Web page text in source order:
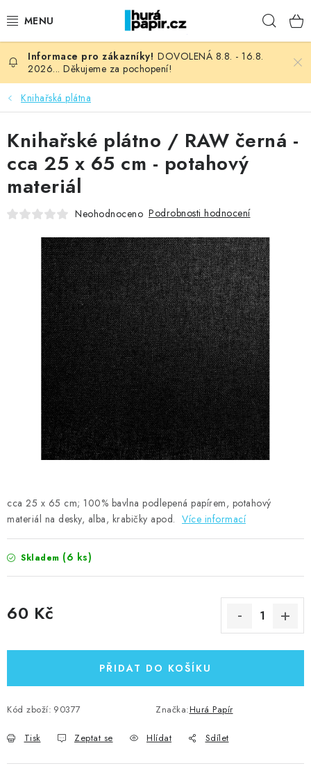
na
NOVINKY
HURÁ DÍLNA
VŠECHNO ZBOŽÍ
KNIHAŘSKÝ MATERIÁL
OBLÍBENÉ ♥️
FOTORECENZE
MOJE OBJEDNÁVKA
ZNAČKY
Doprava Kontakty Moje objednávka
Oblíbené ♥️
Hodnocení obchodu
Obchodní podmínky
Podmínky ochrany osobních údajů
Ověřování recenzí
Jak nakupovat
DOVOLENÁ 8.8. - 16.8.
2026... Děkujeme za pochopení!
Knihařská plátna
cca 25 x 65 cm; 100% bavlna podlepená papírem, potahový
materiál na desky, alba, krabičky apod. Více informací
Skladem (6 ks)
60 Kč
PŘIDAT DO KOŠÍKU
Kód zboží: 90377 Značka:Hurá Papír
Tisk Zeptat se Hlídat Sdílet
Knihařské plátno / RAW černá -
cca 25 x 65 cm - potahový
materiál
Neohodnoceno Podrobnosti hodnocení